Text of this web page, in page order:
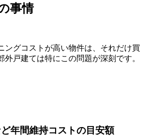
事情
ングコストが高い物件は、それだけ買
外戸建ては特にこの問題が深刻です。
年間維持コストの目安額